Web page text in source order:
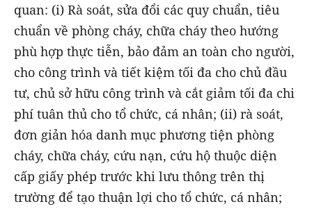
quan: (i) Rà soát, sửa đổi các quy chuẩn, tiêu
chuẩn về phòng cháy, chữa cháy theo hướng
phù hợp thực tiễn, bảo đảm an toàn cho người,
cho công trình và tiết kiệm tối đa cho chủ đầu
tư, chủ sở hữu công trình và cắt giảm tối đa chi
phí tuân thủ cho tổ chức, cá nhân; (ii) rà soát,
đơn giản hóa danh mục phương tiện phòng
cháy, chữa cháy, cứu nạn, cứu hộ thuộc diện
cấp giấy phép trước khi lưu thông trên thị
trường để tạo thuận lợi cho tổ chức, cá nhân;